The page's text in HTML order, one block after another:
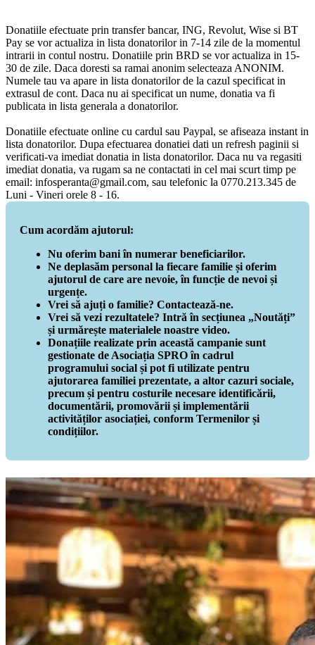
Donatiile efectuate prin transfer bancar, ING, Revolut, Wise si BT
Pay se vor actualiza in lista donatorilor in 7-14 zile de la momentul
intrarii in contul nostru. Donatiile prin BRD se vor actualiza in 15-
30 de zile. Daca doresti sa ramai anonim selecteaza ANONIM.
Numele tau va apare in lista donatorilor de la cazul specificat in
extrasul de cont. Daca nu ai specificat un nume, donatia va fi
publicata in lista generala a donatorilor.
Donatiile efectuate online cu cardul sau Paypal, se afiseaza instant in
lista donatorilor. Dupa efectuarea donatiei dati un refresh paginii si
verificati-va imediat donatia in lista donatorilor. Daca nu va regasiti
imediat donatia, va rugam sa ne contactati in cel mai scurt timp pe
email: infosperanta@gmail.com, sau telefonic la 0770.213.345 de
Luni - Vineri orele 8 - 16.
Cum acordăm ajutorul:
Nu oferim bani în numerar beneficiarilor.
Ne deplasăm personal la fiecare familie și oferim
ajutorul de care are nevoie, în funcție de nevoi și
urgențe.
Vrei să ajuți o familie? Contactează-ne.
Vrei să vezi rezultatele? Intră în secțiunea „Noutăți”
și urmărește materialele noastre video.
Donațiile realizate prin această campanie sunt
gestionate de Asociația SPRO în cadrul
programului social și pot fi utilizate pentru
ajutorarea familiei prezentate, a altor cazuri sociale,
precum și pentru costurile necesare identificării,
documentării, promovării și implementării
activităților asociației, conform Termenilor și
condițiilor.